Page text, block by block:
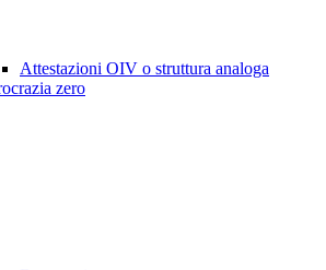
Attestazioni OIV o struttura analoga
zero